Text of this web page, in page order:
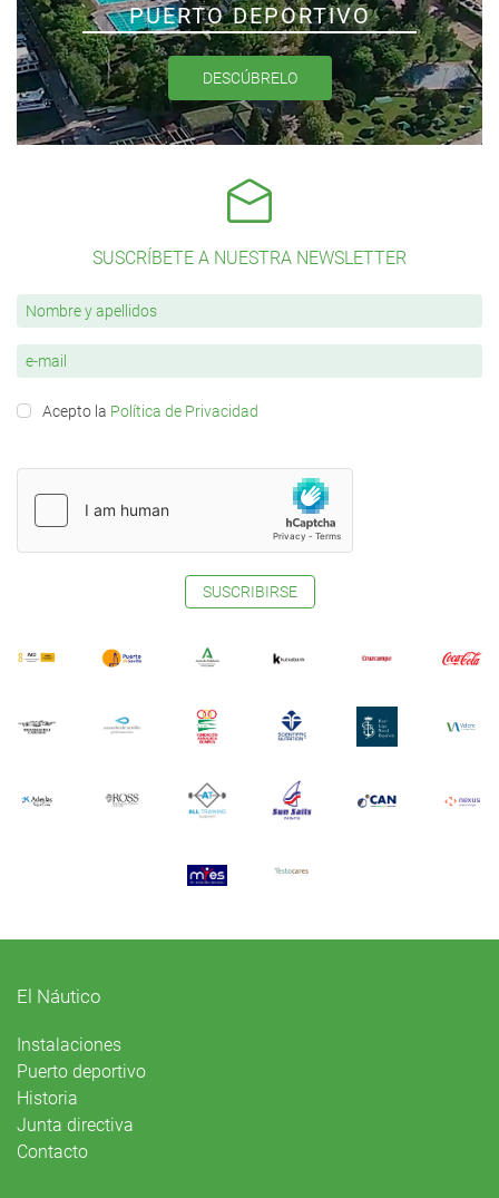
PUERTO DEPORTIVO
DESCÚBRELO
SUSCRÍBETE A NUESTRA NEWSLETTER
Acepto la Política de Privacidad
SUSCRIBIRSE
El Náutico
Instalaciones
Puerto deportivo
Historia
Junta directiva
Contacto